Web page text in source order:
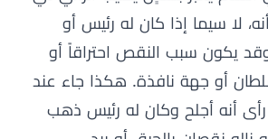
لا سيما إذا كان له رئيس أو
يكون سبب النقص احتراقاً أو
أو جهة نافذة. هكذا جاء عند
أنه أجلح وكان له رئيس ذهب